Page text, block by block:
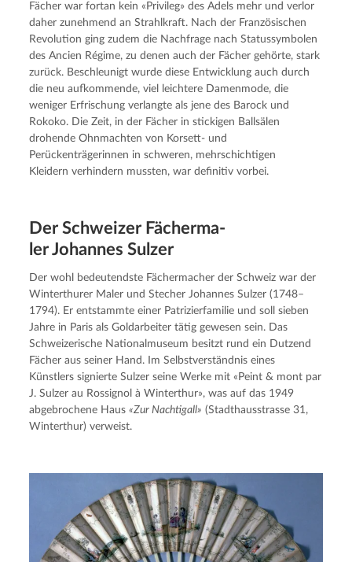
Fächer war fortan kein «Privileg» des Adels mehr und verlor
daher zunehmend an Strahlkraft. Nach der Französischen
Revolution ging zudem die Nachfrage nach Statussymbolen
des Ancien Régime, zu denen auch der Fächer gehörte, stark
zurück. Beschleunigt wurde diese Entwicklung auch durch
die neu aufkommende, viel leichtere Damenmode, die
weniger Erfrischung verlangte als jene des Barock und
Rokoko. Die Zeit, in der Fächer in stickigen Ballsälen
drohende Ohnmachten von Korsett- und
Perückenträgerinnen in schweren, mehrschichtigen
Kleidern verhindern mussten, war definitiv vorbei.
Der Schweizer Fächer­ma­
ler Johannes Sulzer
Der wohl bedeutendste Fächermacher der Schweiz war der
Winterthurer Maler und Stecher Johannes Sulzer (1748–
1794). Er entstammte einer Patrizierfamilie und soll sieben
Jahre in Paris als Goldarbeiter tätig gewesen sein. Das
Schweizerische Nationalmuseum besitzt rund ein Dutzend
Fächer aus seiner Hand. Im Selbstverständnis eines
Künstlers signierte Sulzer seine Werke mit «Peint & mont par
J. Sulzer au Rossignol à Winterthur», was auf das 1949
abgebrochene Haus «Zur Nachtigall» (Stadthausstrasse 31,
Winterthur) verweist.